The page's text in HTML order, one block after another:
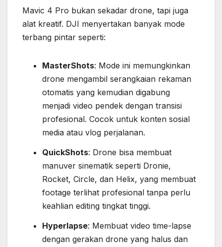
Mavic 4 Pro bukan sekadar drone, tapi juga
alat kreatif. DJI menyertakan banyak mode
terbang pintar seperti:
MasterShots: Mode ini memungkinkan
drone mengambil serangkaian rekaman
otomatis yang kemudian digabung
menjadi video pendek dengan transisi
profesional. Cocok untuk konten sosial
media atau vlog perjalanan.
QuickShots: Drone bisa membuat
manuver sinematik seperti Dronie,
Rocket, Circle, dan Helix, yang membuat
footage terlihat profesional tanpa perlu
keahlian editing tingkat tinggi.
Hyperlapse: Membuat video time-lapse
dengan gerakan drone yang halus dan